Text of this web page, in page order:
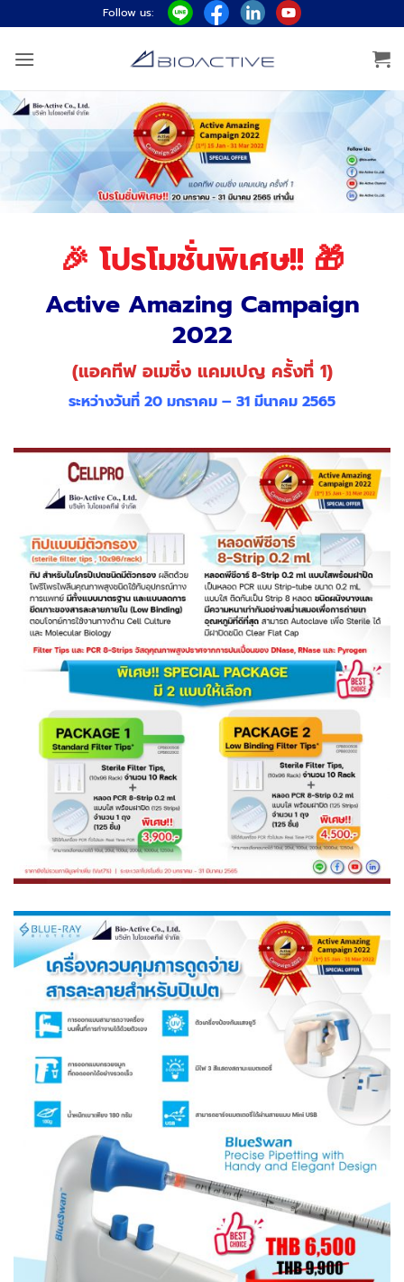
ไป
ยัง
Follow us:
🎉โปรโมชั่นพิเศษ!! 🎁
Active Amazing Campaign
2022
(แอคทีฟ อเมซิ่ง แคมเปญ ครั้งที่ 1)
ระหว่างวันที่ 20 มกราคม – 31 มีนาคม 2565